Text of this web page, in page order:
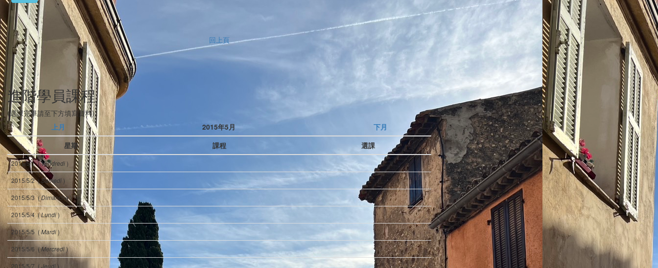
回上頁
進階學員課程
(選課完畢請至下方填寫資料)
上月
2015年5月
下月
星期
課程 選課
2015/5/1 (Vendredi)
2015/5/2 (Samedi )
2015/5/3 (Dimanche)
2015/5/4 (Lundi)
2015/5/5 (Mardi)
2015/5/6 (Mercredi)
2015/5/7 ( Jeudi)